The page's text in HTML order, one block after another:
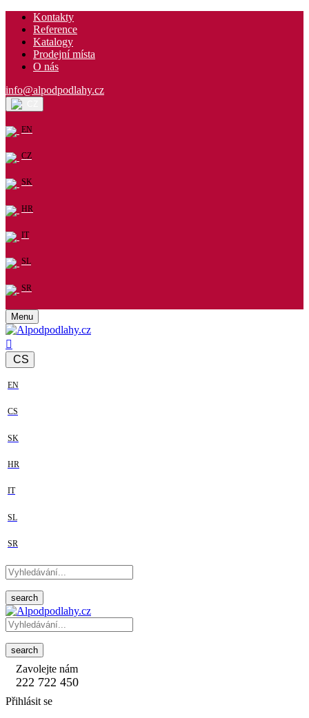
Kontakty
Reference
Katalogy
Prodejní místa
O nás
info@alpodpodlahy.cz
EN
CZ
SK
HR
IT
SL
SR
Menu
CS
EN
CS
SK
HR
IT
SL
SR
search
search
Zavolejte nám
222 722 450
Přihlásit se